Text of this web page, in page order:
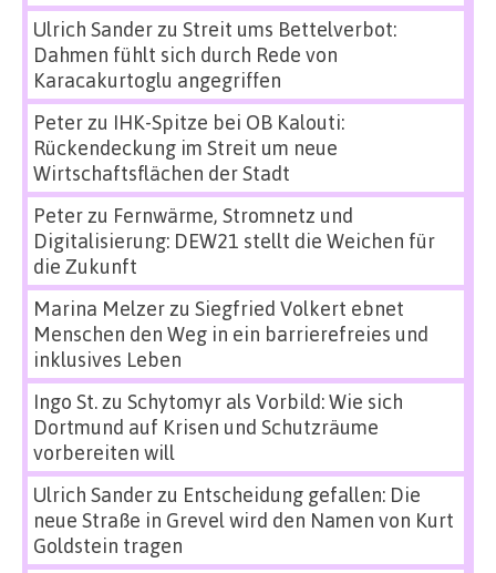
Ulrich Sanderzu Streit ums Bettelverbot:
Dahmen fühlt sich durch Rede von
Karacakurtoglu angegriffen
Peterzu IHK-Spitze bei OB Kalouti:
Rückendeckung im Streit um neue
Wirtschaftsflächen der Stadt
Peterzu Fernwärme, Stromnetz und
Digitalisierung: DEW21 stellt die Weichen für
die Zukunft
Marina Melzerzu Siegfried Volkert ebnet
Menschen den Weg in ein barrierefreies und
inklusives Leben
Ingo St.zu Schytomyr als Vorbild: Wie sich
Dortmund auf Krisen und Schutzräume
vorbereiten will
Ulrich Sanderzu Entscheidung gefallen: Die
neue Straße in Grevel wird den Namen von Kurt
Goldstein tragen